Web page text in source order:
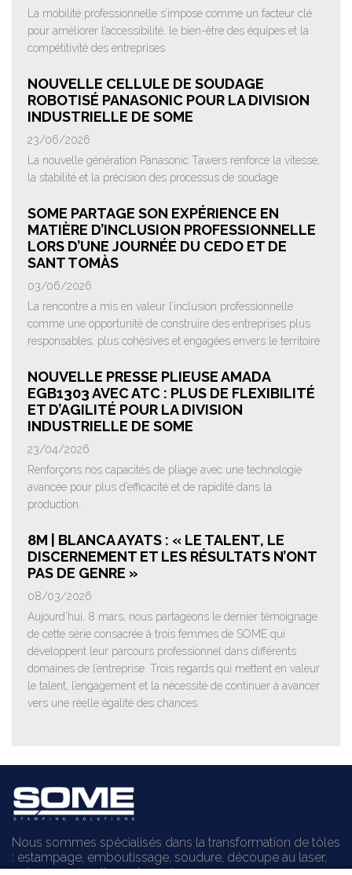
La mobilité professionnelle s’impose comme un facteur clé
pour améliorer l’accessibilité, le bien-être des équipes et la
compétitivité des entreprises
NOUVELLE CELLULE DE SOUDAGE
ROBOTISÉ PANASONIC POUR LA DIVISION
INDUSTRIELLE DE SOME
23/06/2026
La nouvelle génération Panasonic Tawers renforce la vitesse,
la stabilité et la précision des processus de soudage
SOME PARTAGE SON EXPÉRIENCE EN
MATIÈRE D’INCLUSION PROFESSIONNELLE
LORS D’UNE JOURNÉE DU CEDO ET DE
SANT TOMÀS
03/06/2026
La rencontre a mis en valeur l’inclusion professionnelle
comme une opportunité de construire des entreprises plus
responsables, plus cohésives et engagées envers le territoire
NOUVELLE PRESSE PLIEUSE AMADA
EGB1303 AVEC ATC : PLUS DE FLEXIBILITÉ
ET D’AGILITÉ POUR LA DIVISION
INDUSTRIELLE DE SOME
23/04/2026
Renforçons nos capacités de pliage avec une technologie
avancée pour plus d’efficacité et de rapidité dans la
production.
8M | BLANCA AYATS : « LE TALENT, LE
DISCERNEMENT ET LES RÉSULTATS N’ONT
PAS DE GENRE »
08/03/2026
Aujourd’hui, 8 mars, nous partageons le dernier témoignage
de cette série consacrée à trois femmes de SOME qui
développent leur parcours professionnel dans différents
domaines de l’entreprise. Trois regards qui mettent en valeur
le talent, l’engagement et la nécessité de continuer à avancer
vers une réelle égalité des chances.
Nous sommes spécialisés dans la transformation de tôles
: estampage, emboutissage, soudure, découpe au laser,